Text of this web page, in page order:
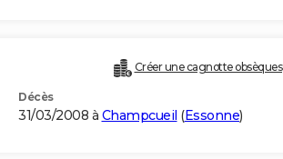
Créer une cagnotte obsèques
Décès
31/03/2008 à Champcueil (Essonne)